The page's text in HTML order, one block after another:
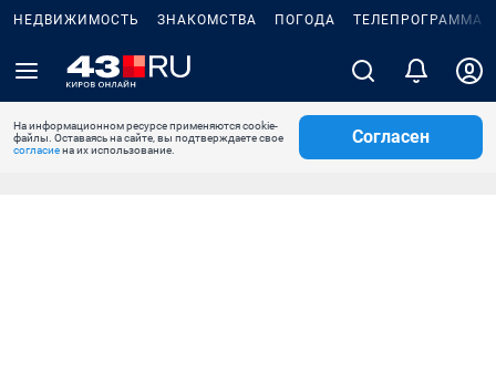
НЕДВИЖИМОСТЬ ЗНАКОМСТВА ПОГОДА ТЕЛЕПРОГРАММА
На информационном ресурсе применяются cookie-
файлы. Оставаясь на сайте, вы подтверждаете свое
согласиена их использование.
Согласен